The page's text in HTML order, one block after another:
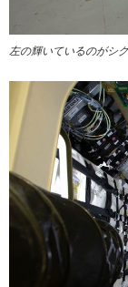
左の輝いているのがシ